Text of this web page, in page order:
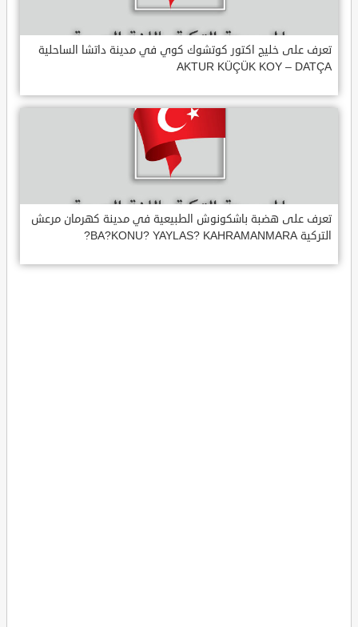
تعرف على خليج اكتور كوتشوك كوي في مدينة داتشا الساحلية
AKTUR KÜÇÜK KOY – DATÇA
تعرف على هضبة باشكونوش الطبيعية في مدينة كهرمان مرعش
التركية BA?KONU? YAYLAS? KAHRAMANMARA?